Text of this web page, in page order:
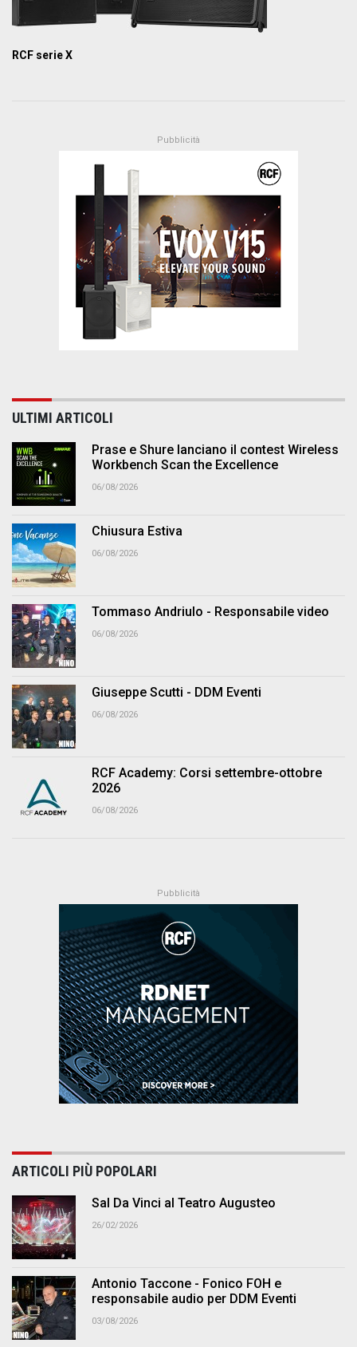
RCF serie X
ULTIMI ARTICOLI
Prase e Shure lanciano il contest Wireless
Workbench Scan the Excellence
06/08/2026
Chiusura Estiva
06/08/2026
Tommaso Andriulo - Responsabile video
06/08/2026
Giuseppe Scutti - DDM Eventi
06/08/2026
RCF Academy: Corsi settembre-ottobre
2026
06/08/2026
ARTICOLI PIÙ POPOLARI
Sal Da Vinci al Teatro Augusteo
26/02/2026
Antonio Taccone - Fonico FOH e
responsabile audio per DDM Eventi
03/08/2026